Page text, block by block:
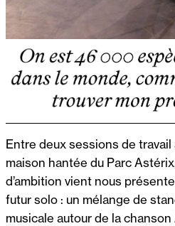
Entre deux sessions de travail
maison hantée du Parc
d’ambition vient nous
futur solo : un mélange de
musicale autour de la chanson